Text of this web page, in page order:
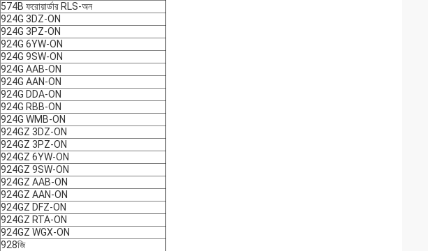
574B ফরোয়ার্ডার RLS-অন
924G 3DZ-ON
924G 3PZ-ON
924G 6YW-ON
924G 9SW-ON
924G AAB-ON
924G AAN-ON
924G DDA-ON
924G RBB-ON
924G WMB-ON
924GZ 3DZ-ON
924GZ 3PZ-ON
924GZ 6YW-ON
924GZ 9SW-ON
924GZ AAB-ON
924GZ AAN-ON
924GZ DFZ-ON
924GZ RTA-ON
924GZ WGX-ON
928জি